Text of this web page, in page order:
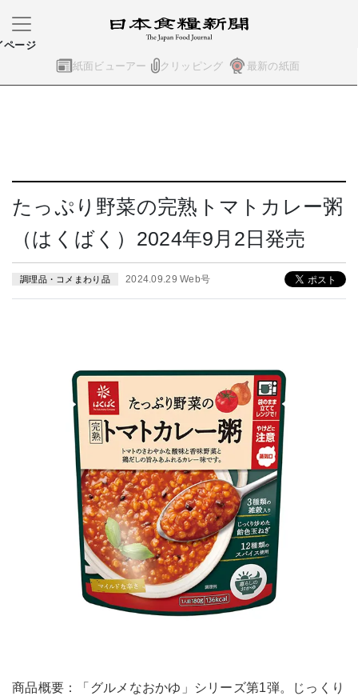
紙面ビューアー クリッピング 最新の紙面
ページ
たっぷり野菜の完熟トマトカレー粥
（はくばく）2024年9月2日発売
調理品・コメまわり品 2024.09.29 Web号
商品概要：「グルメなおかゆ」シリーズ第1弾。じっくり